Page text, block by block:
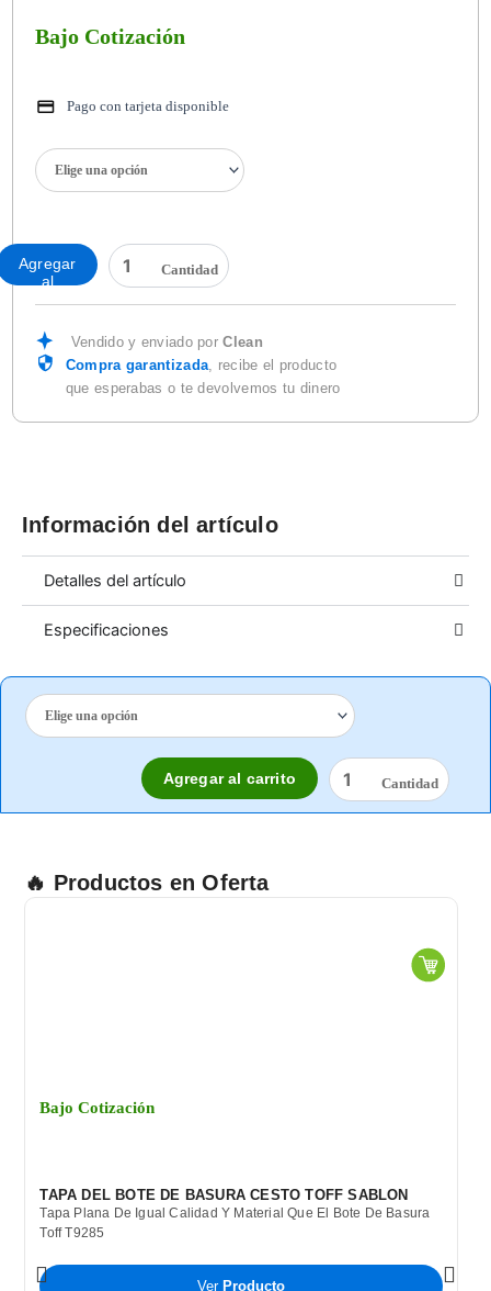
Bajo Cotización
Pago con tarjeta disponible
DE
MICROFIBRA
8002
cantidad
Agregar
al
Vendido y enviado porClean
Compra garantizada , recibe el producto
que esperabas o te devolvemos tu dinero
Información del artículo
Detalles del artículo
Especificaciones
REPUESTO
DE
DE
MICROFIBRA
8002
Agregar al carrito
🔥 Productos en Oferta
Bajo Cotización
TAPA DEL BOTE DE BASURA CESTO TOFF SABLON
Tapa Plana De Igual Calidad Y Material Que El Bote De Basura
Toff T9285
Ver Producto